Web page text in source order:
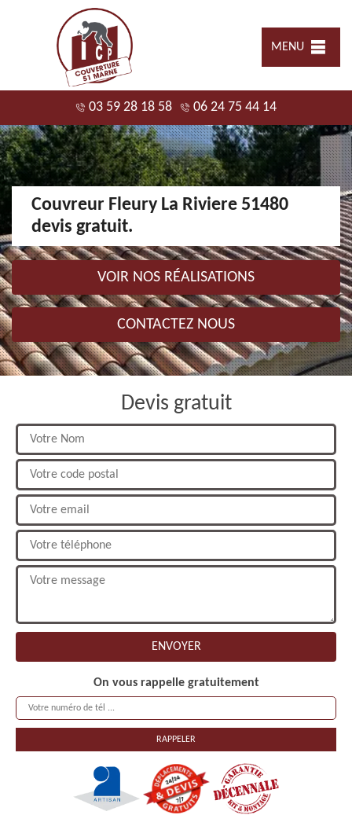
MENU
03 59 28 18 58 06 24 75 44 14
Couvreur Fleury La Riviere 51480
devis gratuit.
VOIR NOS RÉALISATIONS
CONTACTEZ NOUS
Devis gratuit
On vous rappelle gratuitement